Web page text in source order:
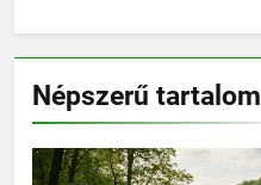
Népszerű tartalom